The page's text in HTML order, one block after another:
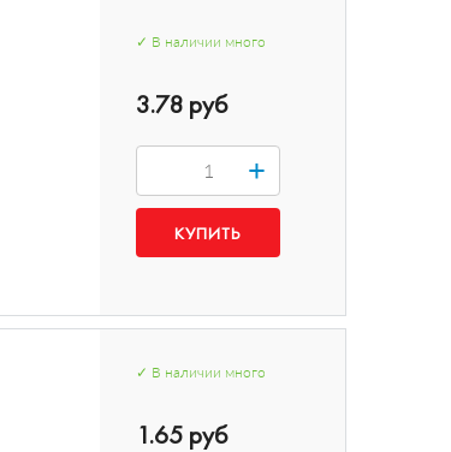
✓ В наличии много
3.78 руб
+
✓ В наличии много
1.65 руб